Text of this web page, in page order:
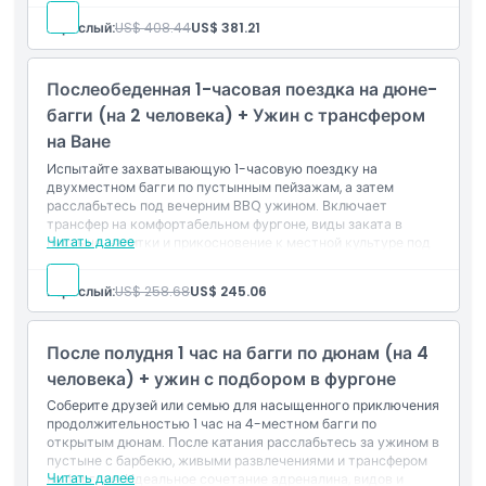
30-минутное приключение на багги на 4 человека
Прguided ride на 4x4 по бездорожью
Арабский кофе и финики
Остановка для фотографий с соколами
Шведский стол на барбекю
Опыт в уголке кальяна
Пиротехническое шоу
Сидячая зона в пустынном лагере
Взрослый:US$ 408.44US$ 381.21
Послеобеденная 1-часовая поездка на дюне-
багги (на 2 человека) + Ужин с трансфером
на Ване
Испытайте захватывающую 1-часовую поездку на
двухместном багги по пустынным пейзажам, а затем
расслабьтесь под вечерним BBQ ужином. Включает
трансфер на комфортабельном фургоне, виды заката в
пустыне, напитки и прикосновение к местной культуре под
звездами.
Читать далее
1-часовой тур на двухместном багги
Трансфер туда и обратно в кондиционированном
Защитный шлем и очки
Приветственные напитки
Виды заката в пустыне
Доступ к частному лагерю
Установка для застольного ужина
Дегустация арабских сладостей
Санитарные удобства на месте
Взрослый:US$ 258.68US$ 245.06
После полудня 1 час на багги по дюнам (на 4
человека) + ужин с подбором в фургоне
Соберите друзей или семью для насыщенного приключения
продолжительностью 1 час на 4-местном багги по
открытым дюнам. После катания расслабьтесь за ужином в
пустыне с барбекю, живыми развлечениями и трансфером
на фургоне. Идеальное сочетание адреналина, видов и
Читать далее